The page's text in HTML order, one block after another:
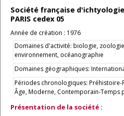
Société française d'ichtyologie
PARIS cedex 05
Année de création : 1976
Domaines d'activité: biologie,
environnement, océanographie
Domaines géographiques:
Périodes chronologiques:
Âge, Moderne, Contemporain-Temps
Présentation de la société :